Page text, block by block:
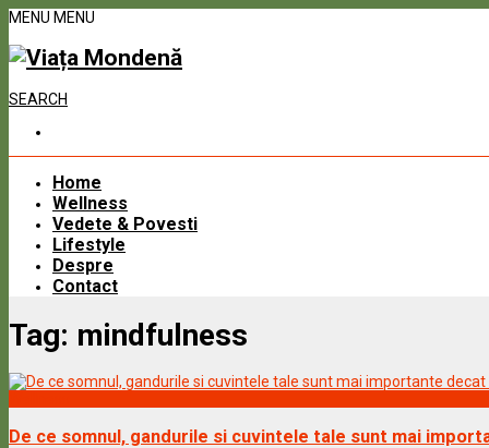
MENU MENU
SEARCH
Home
Wellness
Vedete & Povesti
Lifestyle
Despre
Contact
Tag: mindfulness
De ce somnul, gandurile si cuvintele tale sunt mai